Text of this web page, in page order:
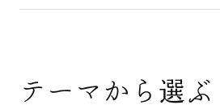
テーマから選ぶ